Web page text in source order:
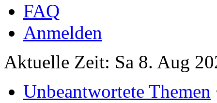
FAQ
Anmelden
Aktuelle Zeit: Sa 8. Aug
Unbeantwortete Themen